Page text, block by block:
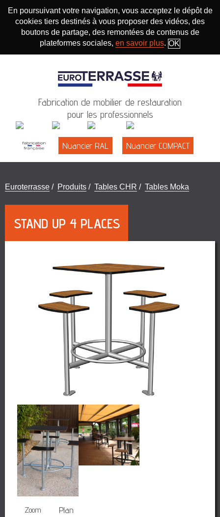
En poursuivant votre navigation, vous acceptez le dépôt de
cookies tiers destinés à vous proposer des vidéos, des
boutons de partage, des remontées de contenus de
plateformes sociales, en savoir plus. OK
Fabrication de mobilier de restauration
pour les professionnels
Nuancier RAL Nuancier COMPACT
Vous
Euroterrasse / Produits / Tables CHR / Tables Moka
STAND UP 4 PLACES
Zoom 3D
Plan